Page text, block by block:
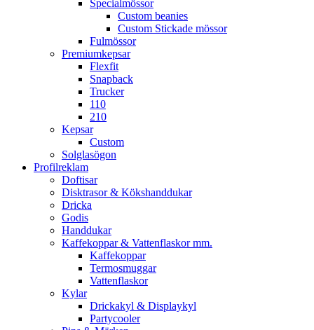
Specialmössor
Custom beanies
Custom Stickade mössor
Fulmössor
Premiumkepsar
Flexfit
Snapback
Trucker
110
210
Kepsar
Custom
Solglasögon
Profilreklam
Doftisar
Disktrasor & Kökshanddukar
Dricka
Godis
Handdukar
Kaffekoppar & Vattenflaskor mm.
Kaffekoppar
Termosmuggar
Vattenflaskor
Kylar
Drickakyl & Displaykyl
Partycooler